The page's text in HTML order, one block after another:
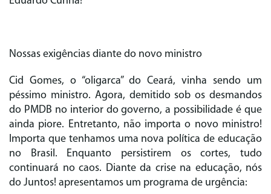
Nossas exigências diante do novo ministro
Cid Gomes, o “oligarca” do Ceará, vinha sendo um
péssimo ministro. Agora, demitido sob os desmandos
do PMDB no interior do governo, a possibilidade é que
ainda piore. Entretanto, não importa o novo ministro!
Importa que tenhamos uma nova política de educação
no Brasil. Enquanto persistirem os cortes, tudo
continuará no caos. Diante da crise na educação, nós
do Juntos! apresentamos um programa de urgência: